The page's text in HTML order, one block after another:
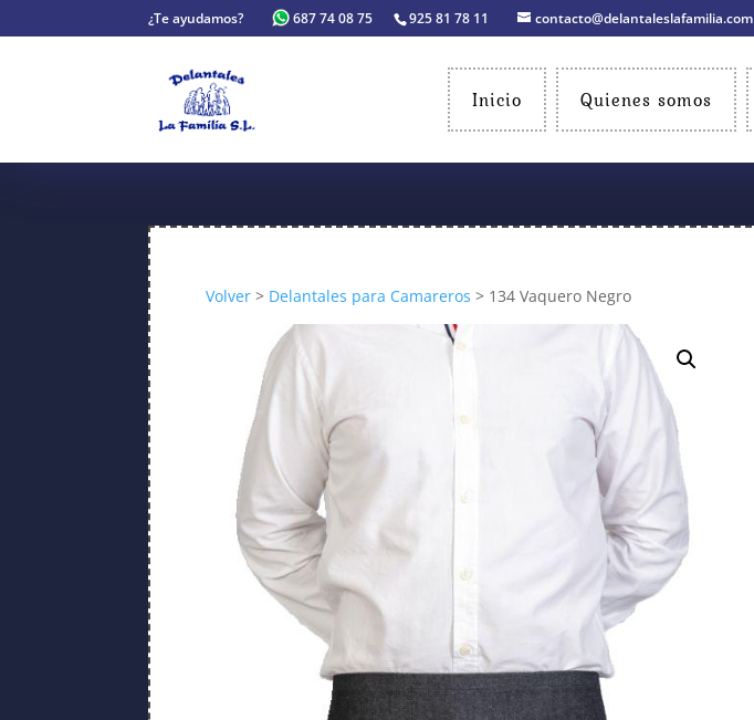
¿Te ayudamos? 687 74 08 75 925 81 78 11 contacto@delantaleslafamilia.com
Inicio Quienes somos
Volver> Delantales para Camareros > 134 Vaquero Negro